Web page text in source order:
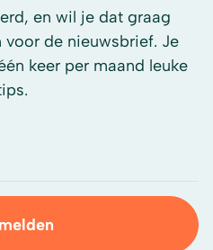
en wil je dat graag
de nieuwsbrief. Je
keer per maand leuke